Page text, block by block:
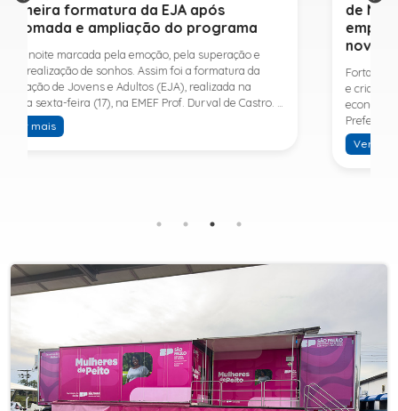
de Negócios 7B para fortalecer
empresas, impulsionar parcerias e gerar
Fortalecer quem empreende, incentivar novos negócios
e criar conexões que impulsionem o desenvolvimento
econômico do município. Com esse propósito, a
Prefeitura de Sete Barras, por meio da Secretaria
Municipal de Turismo e Desenvolvimento Econômico,
telecomunicações e fundador da empresa Seu
Consultor, que compartilhará estratégias para
negócios.Para a Secretária Municipal de Turismo e
Desenvolvimento Econômico, Edna Carvalho, a Rede de
Negócios 7B representa mais uma iniciativa da gestão
do Prefeito Ítalo Costa para fortalecer o
empreendedorismo e incentivar o crescimento das